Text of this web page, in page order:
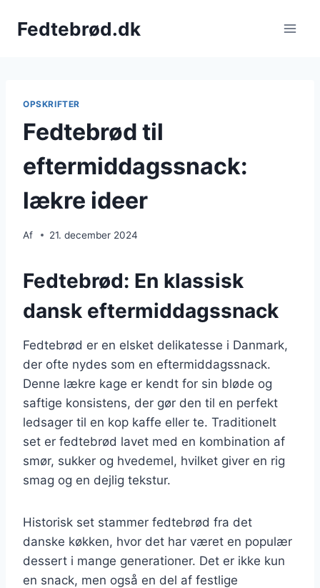
Fedtebrød.dk
OPSKRIFTER
Fedtebrød til
eftermiddagssnack:
lækre ideer
Af 21. december 2024
Fedtebrød: En klassisk
dansk eftermiddagssnack
Fedtebrød er en elsket delikatesse i Danmark,
der ofte nydes som en eftermiddagssnack.
Denne lækre kage er kendt for sin bløde og
saftige konsistens, der gør den til en perfekt
ledsager til en kop kaffe eller te. Traditionelt
set er fedtebrød lavet med en kombination af
smør, sukker og hvedemel, hvilket giver en rig
smag og en dejlig tekstur.
Historisk set stammer fedtebrød fra det
danske køkken, hvor det har været en populær
dessert i mange generationer. Det er ikke kun
en snack, men også en del af festlige